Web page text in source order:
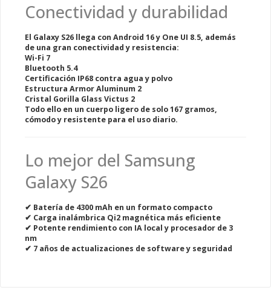
Conectividad y durabilidad
El Galaxy S26 llega con Android 16 y One UI 8.5, además
de una gran conectividad y resistencia:
Wi-Fi 7
Bluetooth 5.4
Certificación IP68 contra agua y polvo
Estructura Armor Aluminum 2
Cristal Gorilla Glass Victus 2
Todo ello en un cuerpo ligero de solo 167 gramos,
cómodo y resistente para el uso diario.
Lo mejor del Samsung
Galaxy S26
✔ Batería de 4300 mAh en un formato compacto
✔ Carga inalámbrica Qi2 magnética más eficiente
✔ Potente rendimiento con IA localy procesador de 3
nm
✔ 7 años de actualizaciones de software y seguridad